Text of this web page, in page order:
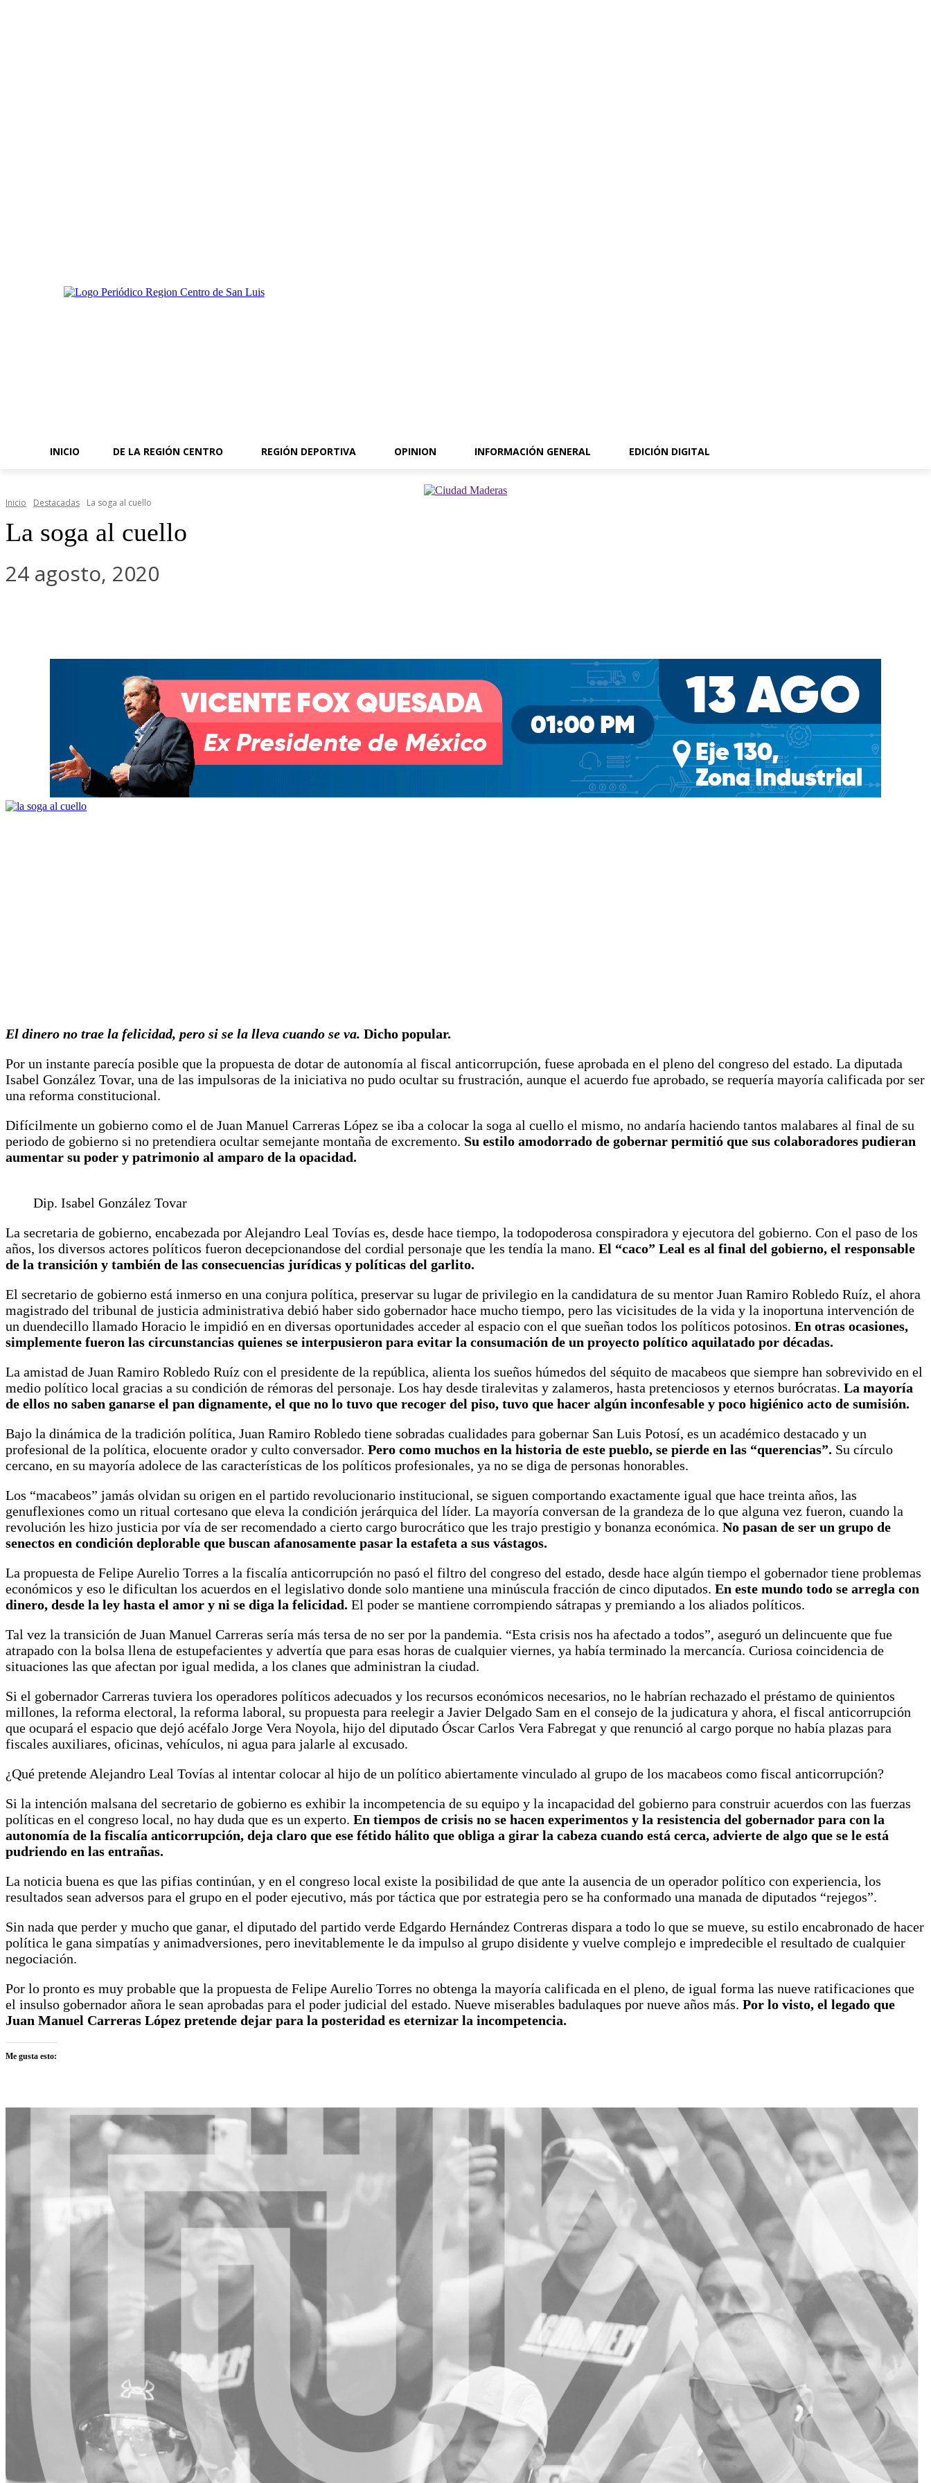
INICIO DE LA REGIÓN CENTRO REGIÓN DEPORTIVA OPINION INFORMACIÓN GENERAL EDICIÓN DIGITAL
Inicio Destacadas La soga al cuello
La soga al cuello
24 agosto, 2020
El dinero no trae la felicidad, pero si se la lleva cuando se va. Dicho popular.
Por un instante parecía posible que la propuesta de dotar de autonomía al fiscal anticorrupción, fuese aprobada en el pleno del congreso del estado. La diputada
Isabel González Tovar, una de las impulsoras de la iniciativa no pudo ocultar su frustración, aunque el acuerdo fue aprobado, se requería mayoría calificada por ser
una reforma constitucional.
Difícilmente un gobierno como el de Juan Manuel Carreras López se iba a colocar la soga al cuello el mismo, no andaría haciendo tantos malabares al final de su
periodo de gobierno si no pretendiera ocultar semejante montaña de excremento. Su estilo amodorrado de gobernar permitió que sus colaboradores pudieran
aumentar su poder y patrimonio al amparo de la opacidad.
Dip. Isabel González Tovar
La secretaria de gobierno, encabezada por Alejandro Leal Tovías es, desde hace tiempo, la todopoderosa conspiradora y ejecutora del gobierno. Con el paso de los
años, los diversos actores políticos fueron decepcionandose del cordial personaje que les tendía la mano. El “caco” Leal es al final del gobierno, el responsable
de la transición y también de las consecuencias jurídicas y políticas del garlito.
El secretario de gobierno está inmerso en una conjura política, preservar su lugar de privilegio en la candidatura de su mentor Juan Ramiro Robledo Ruíz, el ahora
magistrado del tribunal de justicia administrativa debió haber sido gobernador hace mucho tiempo, pero las vicisitudes de la vida y la inoportuna intervención de
un duendecillo llamado Horacio le impidió en en diversas oportunidades acceder al espacio con el que sueñan todos los políticos potosinos. En otras ocasiones,
simplemente fueron las circunstancias quienes se interpusieron para evitar la consumación de un proyecto político aquilatado por décadas.
La amistad de Juan Ramiro Robledo Ruíz con el presidente de la república, alienta los sueños húmedos del séquito de macabeos que siempre han sobrevivido en el
medio político local gracias a su condición de rémoras del personaje. Los hay desde tiralevitas y zalameros, hasta pretenciosos y eternos burócratas. La mayoría
de ellos no saben ganarse el pan dignamente, el que no lo tuvo que recoger del piso, tuvo que hacer algún inconfesable y poco higiénico acto de sumisión.
Bajo la dinámica de la tradición política, Juan Ramiro Robledo tiene sobradas cualidades para gobernar San Luis Potosí, es un académico destacado y un
profesional de la política, elocuente orador y culto conversador. Pero como muchos en la historia de este pueblo, se pierde en las “querencias”. Su círculo
cercano, en su mayoría adolece de las características de los políticos profesionales, ya no se diga de personas honorables.
Los “macabeos” jamás olvidan su origen en el partido revolucionario institucional, se siguen comportando exactamente igual que hace treinta años, las
genuflexiones como un ritual cortesano que eleva la condición jerárquica del líder. La mayoría conversan de la grandeza de lo que alguna vez fueron, cuando la
revolución les hizo justicia por vía de ser recomendado a cierto cargo burocrático que les trajo prestigio y bonanza económica. No pasan de ser un grupo de
senectos en condición deplorable que buscan afanosamente pasar la estafeta a sus vástagos.
La propuesta de Felipe Aurelio Torres a la fiscalía anticorrupción no pasó el filtro del congreso del estado, desde hace algún tiempo el gobernador tiene problemas
económicos y eso le dificultan los acuerdos en el legislativo donde solo mantiene una minúscula fracción de cinco diputados. En este mundo todo se arregla con
dinero, desde la ley hasta el amor y ni se diga la felicidad. El poder se mantiene corrompiendo sátrapas y premiando a los aliados políticos.
Tal vez la transición de Juan Manuel Carreras sería más tersa de no ser por la pandemia. “Esta crisis nos ha afectado a todos”, aseguró un delincuente que fue
atrapado con la bolsa llena de estupefacientes y advertía que para esas horas de cualquier viernes, ya había terminado la mercancía. Curiosa coincidencia de
situaciones las que afectan por igual medida, a los clanes que administran la ciudad.
Si el gobernador Carreras tuviera los operadores políticos adecuados y los recursos económicos necesarios, no le habrían rechazado el préstamo de quinientos
millones, la reforma electoral, la reforma laboral, su propuesta para reelegir a Javier Delgado Sam en el consejo de la judicatura y ahora, el fiscal anticorrupción
que ocupará el espacio que dejó acéfalo Jorge Vera Noyola, hijo del diputado Óscar Carlos Vera Fabregat y que renunció al cargo porque no había plazas para
fiscales auxiliares, oficinas, vehículos, ni agua para jalarle al excusado.
¿Qué pretende Alejandro Leal Tovías al intentar colocar al hijo de un político abiertamente vinculado al grupo de los macabeos como fiscal anticorrupción?
Si la intención malsana del secretario de gobierno es exhibir la incompetencia de su equipo y la incapacidad del gobierno para construir acuerdos con las fuerzas
políticas en el congreso local, no hay duda que es un experto. En tiempos de crisis no se hacen experimentos y la resistencia del gobernador para con la
autonomía de la fiscalía anticorrupción, deja claro que ese fétido hálito que obliga a girar la cabeza cuando está cerca, advierte de algo que se le está
pudriendo en las entrañas.
La noticia buena es que las pifias continúan, y en el congreso local existe la posibilidad de que ante la ausencia de un operador político con experiencia, los
resultados sean adversos para el grupo en el poder ejecutivo, más por táctica que por estrategia pero se ha conformado una manada de diputados “rejegos”.
Sin nada que perder y mucho que ganar, el diputado del partido verde Edgardo Hernández Contreras dispara a todo lo que se mueve, su estilo encabronado de hacer
política le gana simpatías y animadversiones, pero inevitablemente le da impulso al grupo disidente y vuelve complejo e impredecible el resultado de cualquier
negociación.
Por lo pronto es muy probable que la propuesta de Felipe Aurelio Torres no obtenga la mayoría calificada en el pleno, de igual forma las nueve ratificaciones que
el insulso gobernador añora le sean aprobadas para el poder judicial del estado. Nueve miserables badulaques por nueve años más. Por lo visto, el legado que
Juan Manuel Carreras López pretende dejar para la posteridad es eternizar la incompetencia.
Me gusta esto: